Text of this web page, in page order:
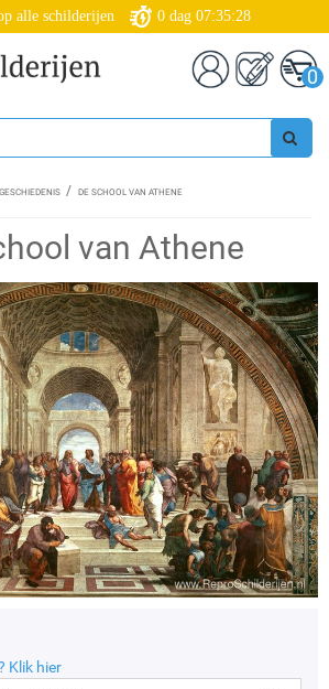
alle schilderijen 0 dag 07:35:27
0
GESCHIEDENIS DE SCHOOL VAN ATHENE
van Athene
Klik hier